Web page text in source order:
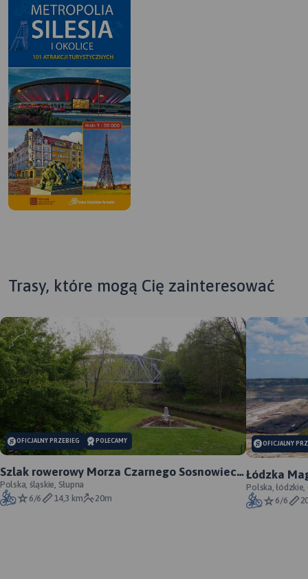
MAPA TURYSTYCZNA W
APLIKACJI TRASEO
Trasy, które mogą Cię zainteresować
OFICJALNY PRZEBIEG POLECAMY
Szlak rowerowy Morza Czarnego Sosnowiec -
oficjalny przebieg
Polska, śląskie, Słupna
6/6
14,3 km 20m
OFICJALNY
Łódzka
Polska, łódzkie,
6/6